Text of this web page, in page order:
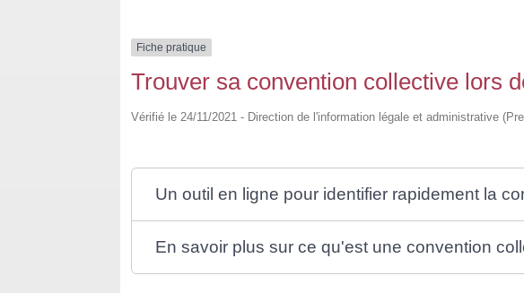
Fiche pratique
Trouver sa convention collective lors
Vérifié le 24/11/2021 - Direction de l'information légale et administrative
Un outil en ligne pour identifier rapidement la
En savoir plus sur ce qu'est une convention